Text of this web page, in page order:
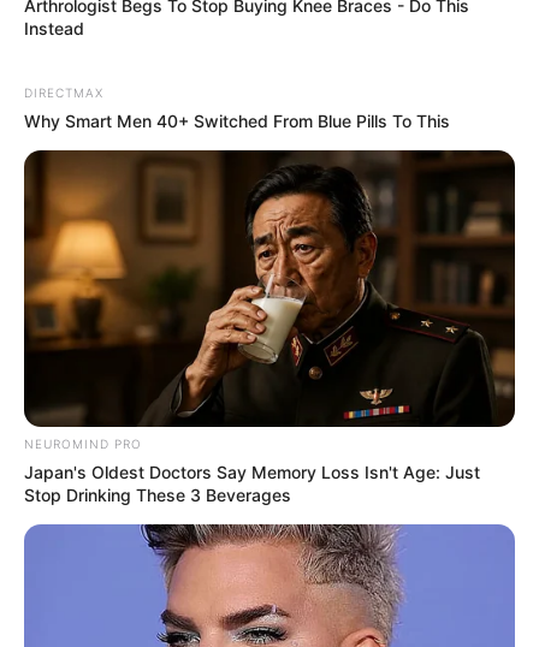
CTA LOVE
How They Made Little Simba Look So Lifelike in 'The
BRAINBERRIES
Arthrologist Begs To Stop Buying Knee Braces - Do This
Instead
DIRECTMAX
Why Smart Men 40+ Switched From Blue Pills To This
NEUROMIND PRO
Japan's Oldest Doctors Say Memory Loss Isn't Age: Just
Stop Drinking These 3 Beverages